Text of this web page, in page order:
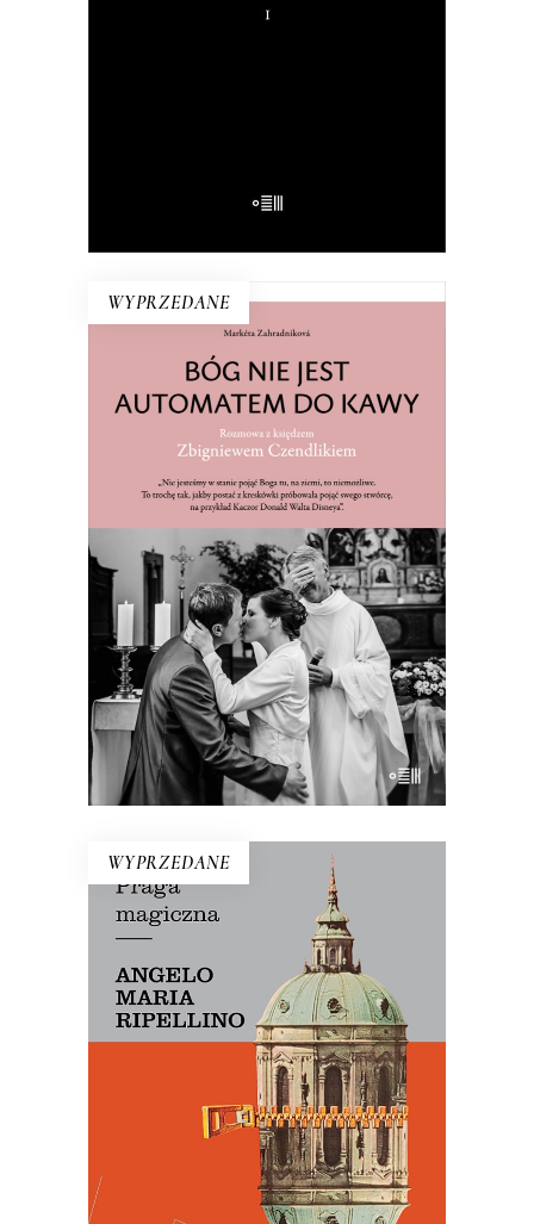
E-BOOK DO KOSZYKA
mnie uważnie czyta, ten wie”.
WYPRZEDANE
E-BOOK DO KOSZYKA
BÓG NIE JEST AUTOMATEM DO
KAWY. ROZMOWA Z KSIĘDZEM
ZBIGNIEWEM CZENDLIKIEM
Ksiądz Zbigniew Czendlik mówi, co
myśli, nie chodzi w sutannie ani
koloratce, a poranne msze przeniósł na
dziewiątą, bo kto by wstał na szóstą?
WYPRZEDANE
PRAGA MAGICZNA
Oto – jak mówi Mariusz Szczygieł –
biblia kultury czeskiej. Dla miłośników
Pragi i czeskiej kultury – lektura
niezbędna.
29.50zł